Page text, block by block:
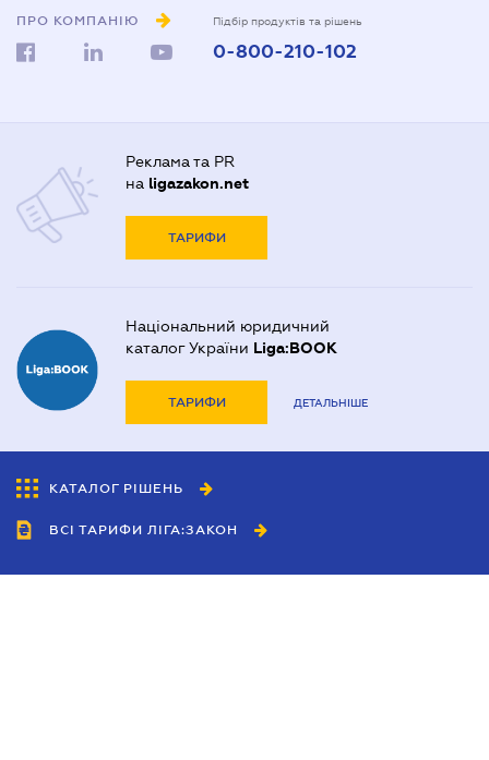
ПРО КОМПАНІЮ Підбір продуктів та рішень
0-800-210-102
Реклама та PR
на ligazakon.net
ТАРИФИ
Національний юридичний
каталог України Liga:BOOK
ТАРИФИ ДЕТАЛЬНІШЕ
КАТАЛОГ РІШЕНЬ
ВСІ ТАРИФИ ЛІГА:ЗАКОН